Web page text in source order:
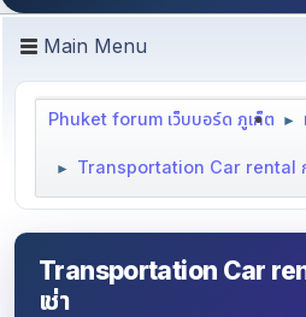
Main Menu
Phuket forum เว็บบอร์ด ภูเก็ต ►
► Transportation Car rental ก
Transportation Car
เช่า